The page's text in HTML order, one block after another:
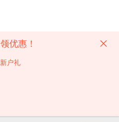
优惠！
户礼